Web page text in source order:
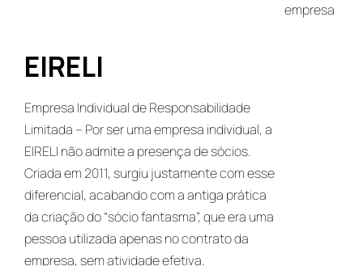
empresa
EIRELI
Empresa Individual de Responsabilidade
Limitada – Por ser uma empresa individual, a
EIRELI não admite a presença de sócios.
Criada em 2011, surgiu justamente com esse
diferencial, acabando com a antiga prática
da criação do “sócio fantasma”, que era uma
pessoa utilizada apenas no contrato da
empresa, sem atividade efetiva.